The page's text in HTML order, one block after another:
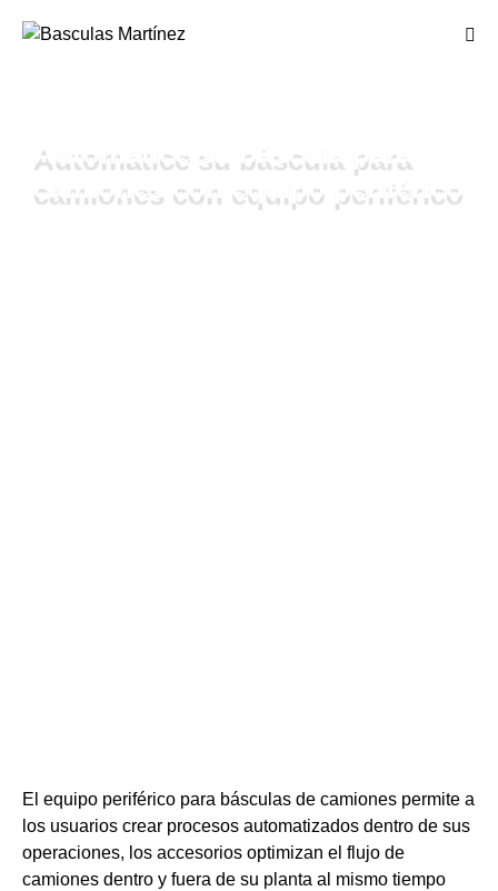
Automatice su báscula para
camiones con equipo periférico
El equipo periférico para básculas de camiones permite a
los usuarios crear procesos automatizados dentro de sus
operaciones, los accesorios optimizan el flujo de
camiones dentro y fuera de su planta al mismo tiempo